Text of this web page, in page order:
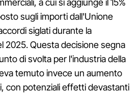
a cui si aggiunge il 15%
sugli importi dall'Unione
siglati durante la
2025. Questa decisione segna
di svolta per l'industria della
temuto invece un aumento
con potenziali effetti devastanti